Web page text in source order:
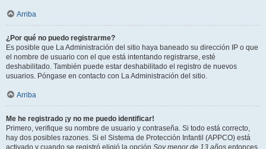
Arriba
¿Por qué no puedo registrarme?
Es posible que La Administración del sitio haya baneado su dirección IP o que
el nombre de usuario con el que está intentando registrarse, esté
deshabilitado. También puede estar deshabilitado el registro de nuevos
usuarios. Póngase en contacto con La Administración del sitio.
Arriba
Me he registrado ¡y no me puedo identificar!
Primero, verifique su nombre de usuario y contraseña. Si todo está correcto,
hay dos posibles razones. Si el Sistema de Protección Infantil (APPCO) está
activado y cuando se registró eligió la opción Soy menor de 13 años entonces